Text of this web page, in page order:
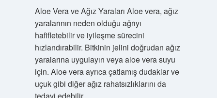
Aloe Vera ve Ağız Yaraları Aloe vera, ağız
yaralarının neden olduğu ağrıyı
hafifletebilir ve iyileşme sürecini
hızlandırabilir. Bitkinin jelini doğrudan ağız
yaralarına uygulayın veya aloe vera suyu
için. Aloe vera ayrıca çatlamış dudaklar ve
uçuk gibi diğer ağız rahatsızlıklarını da